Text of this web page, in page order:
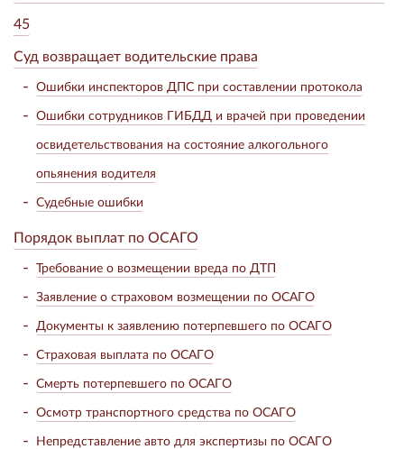
45
Суд возвращает водительские права
Ошибки инспекторов ДПС при составлении протокола
Ошибки сотрудников ГИБДД и врачей при проведении
освидетельствования на состояние алкогольного
опьянения водителя
Судебные ошибки
Порядок выплат по ОСАГО
Требование о возмещении вреда по ДТП
Заявление о страховом возмещении по ОСАГО
Документы к заявлению потерпевшего по ОСАГО
Страховая выплата по ОСАГО
Смерть потерпевшего по ОСАГО
Осмотр транспортного средства по ОСАГО
Непредставление авто для экспертизы по ОСАГО